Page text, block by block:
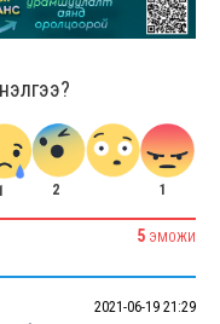
2 1
5 ЭМОЖИ
2021-06-19 21:29